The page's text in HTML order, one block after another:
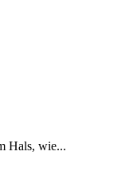
Hals, wie...